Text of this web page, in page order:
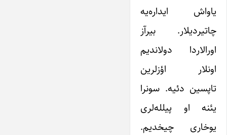
یاواش ایداره‌یه
چاتیردیلار. بیرآز
اورالاردا دولاندیم
اونلار اؤزلرین
تاپسین دئیه. سونرا
یئنه او پیلله‌لری
یوخاری چیخدیم.